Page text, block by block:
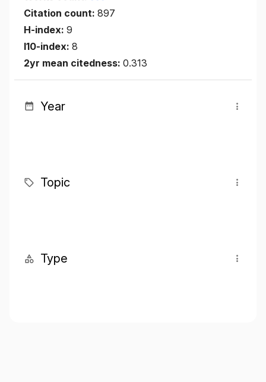
Citation count: 897
H-index: 9
I10-index: 8
2yr mean citedness: 0.313
Year
Topic
Type